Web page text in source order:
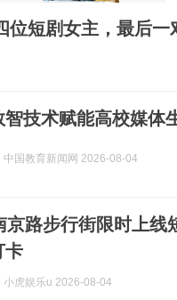
短剧女主，最后一
智技术赋能高校媒体
中国教育新闻网 2026-08-04
京路步行街限时上线
卡
小虎娱乐u 2026-08-04